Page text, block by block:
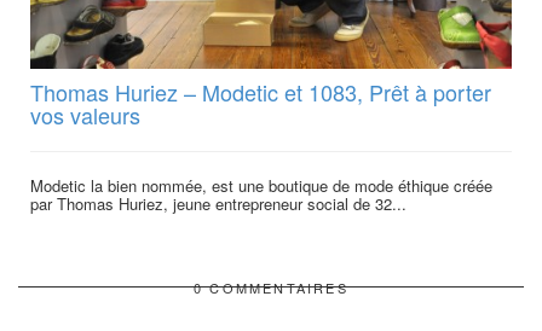
Thomas Huriez – Modetic et 1083, Prêt à porter
vos valeurs
Modetic la bien nommée, est une boutique de mode éthique créée
par Thomas Huriez, jeune entrepreneur social de 32...
0 COMMENTAIRES